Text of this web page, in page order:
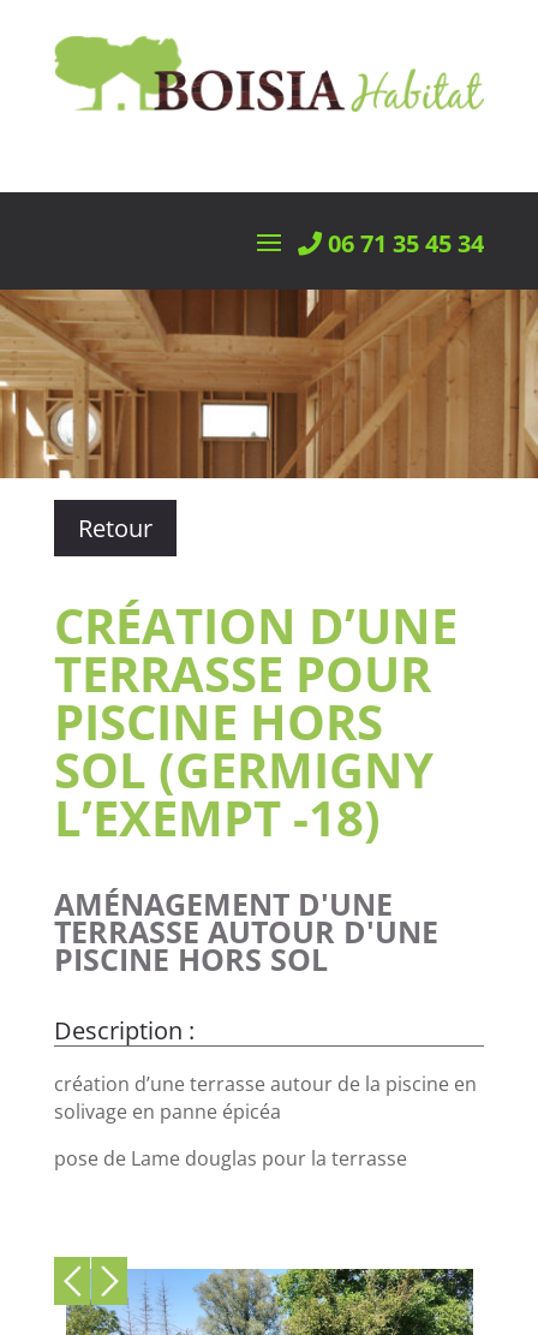
06 71 35 45 34
Retour
CRÉATION D’UNE
TERRASSE POUR
PISCINE HORS
SOL (GERMIGNY
L’EXEMPT -18)
AMÉNAGEMENT D'UNE
TERRASSE AUTOUR D'UNE
PISCINE HORS SOL
création d’une terrasse autour de la piscine en
solivage en panne épicéa
pose de Lame douglas pour la terrasse